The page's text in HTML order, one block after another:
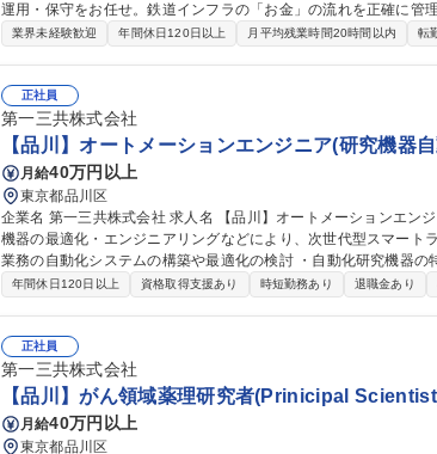
運用・保守をお任せ。鉄道インフラの「お金」の流れを正確に管
安定稼働を担うポジションです 【経理(50%)：駅売上の審査・管理】■駅における売上データと現金の照合・管理
用保守(50%)】■経理システムのユーザーサポート（社内や駅か
整・橋渡し業務■システム改修時の要件定義サポート（タッチ決
契約業務管理 募集職種 未経験可!【大阪/経理・システム担
業界未経験歓迎 年間休日120日以上 月平均残業時間20時間以内 転
正社員
第一三共株式会社
【品川】オートメーションエンジニア(研究機器
月給40万円以上
東京都品川区
企業名 第一三共株式会社 求人名 【品川】オートメーションエンジニア(研究機器自動化) 仕事の内容 自動化研究
機器の最適化・エンジニアリングなどにより、次世代型スマートラボの
業務の自動化システムの構築や最適化の検討 ・自動化研究機器
連技術の調査および導入の検討 創薬研究領域のデジタル変革と
年間休日120日以上 資格取得支援あり 時短勤務あり 退職金あり
正社員
第一三共株式会社
【品川】がん領域薬理研究者(Prinicipal
月給40万円以上
東京都品川区